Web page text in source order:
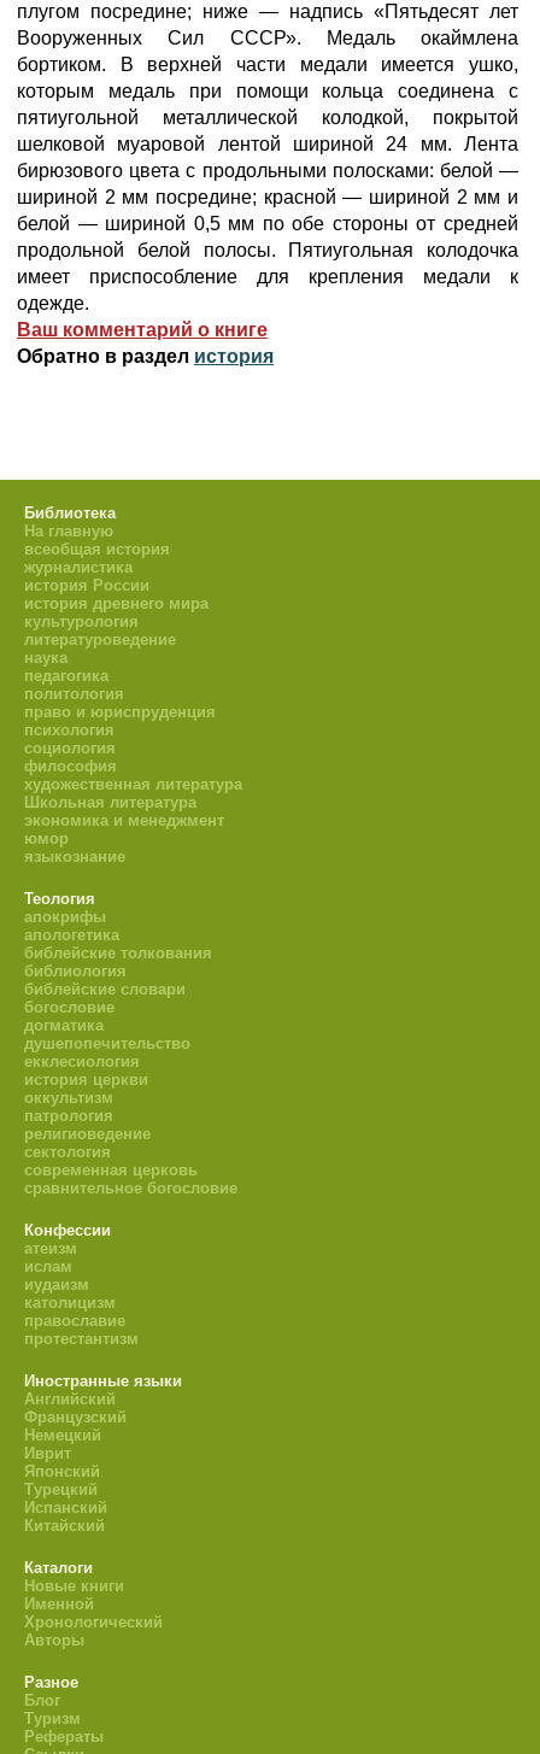
плугом посредине; ниже — надпись «Пятьдесят лет
Вооруженных Сил СССР». Медаль окаймлена
бортиком. В верхней части медали имеется ушко,
которым медаль при помощи кольца соединена с
пятиугольной металлической колодкой, покрытой
шелковой муаровой лентой шириной 24 мм. Лента
бирюзового цвета с продольными полосками: белой —
шириной 2 мм посредине; красной — шириной 2 мм и
белой — шириной 0,5 мм по обе стороны от средней
продольной белой полосы. Пятиугольная колодочка
имеет приспособление для крепления медали к
одежде.
Ваш комментарий о книге
Обратно в раздел история
Библиотека
На главную
всеобщая история
журналистика
история России
история древнего мира
культурология
литературоведение
наука
педагогика
политология
право и юриспруденция
психология
социология
философия
художественная литература
Школьная литература
экономика и менеджмент
юмор
языкознание
Теология
апокрифы
апологетика
библейские толкования
библиология
библейские словари
богословие
догматика
душепопечительство
екклесиология
история церкви
оккультизм
патрология
религиоведение
сектология
современная церковь
сравнительное богословие
Конфессии
атеизм
ислам
иудаизм
католицизм
православие
протестантизм
Иностранные языки
Английский
Французский
Немецкий
Иврит
Японский
Турецкий
Испанский
Китайский
Каталоги
Новые книги
Именной
Хронологический
Авторы
Разное
Блог
Туризм
Рефераты